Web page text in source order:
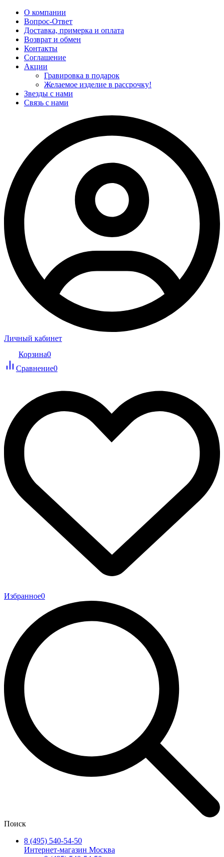
О компании
Вопрос-Ответ
Доставка, примерка и оплата
Возврат и обмен
Контакты
Соглашение
Акции
Гравировка в подарок
Желаемое изделие в рассрочку!
Звезды с нами
Связь с нами
Личный кабинет
Корзина0
Сравнение0
Избранное0
Поиск
8 (495) 540-54-50
Интернет-магазин Москва